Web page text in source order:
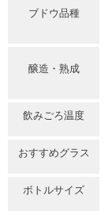
ブドウ品種
醸造・熟成
飲みごろ温度
おすすめグラス
ボトルサイズ